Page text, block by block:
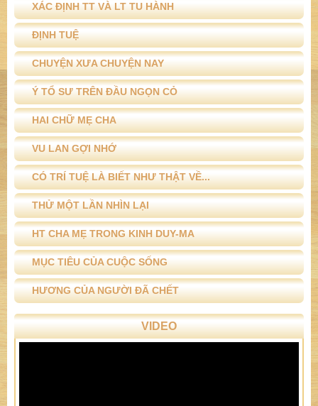
XÁC ĐỊNH TT VÀ LT TU HÀNH
ĐỊNH TUỆ
CHUYỆN XƯA CHUYỆN NAY
Ý TỔ SƯ TRÊN ĐẦU NGỌN CỎ
HAI CHỮ MẸ CHA
VU LAN GỢI NHỚ
CÓ TRÍ TUỆ LÀ BIẾT NHƯ THẬT VỀ...
THỬ MỘT LẦN NHÌN LẠI
HT CHA MẸ TRONG KINH DUY-MA
MỤC TIÊU CỦA CUỘC SỐNG
HƯƠNG CỦA NGƯỜI ĐÃ CHẾT
VIDEO